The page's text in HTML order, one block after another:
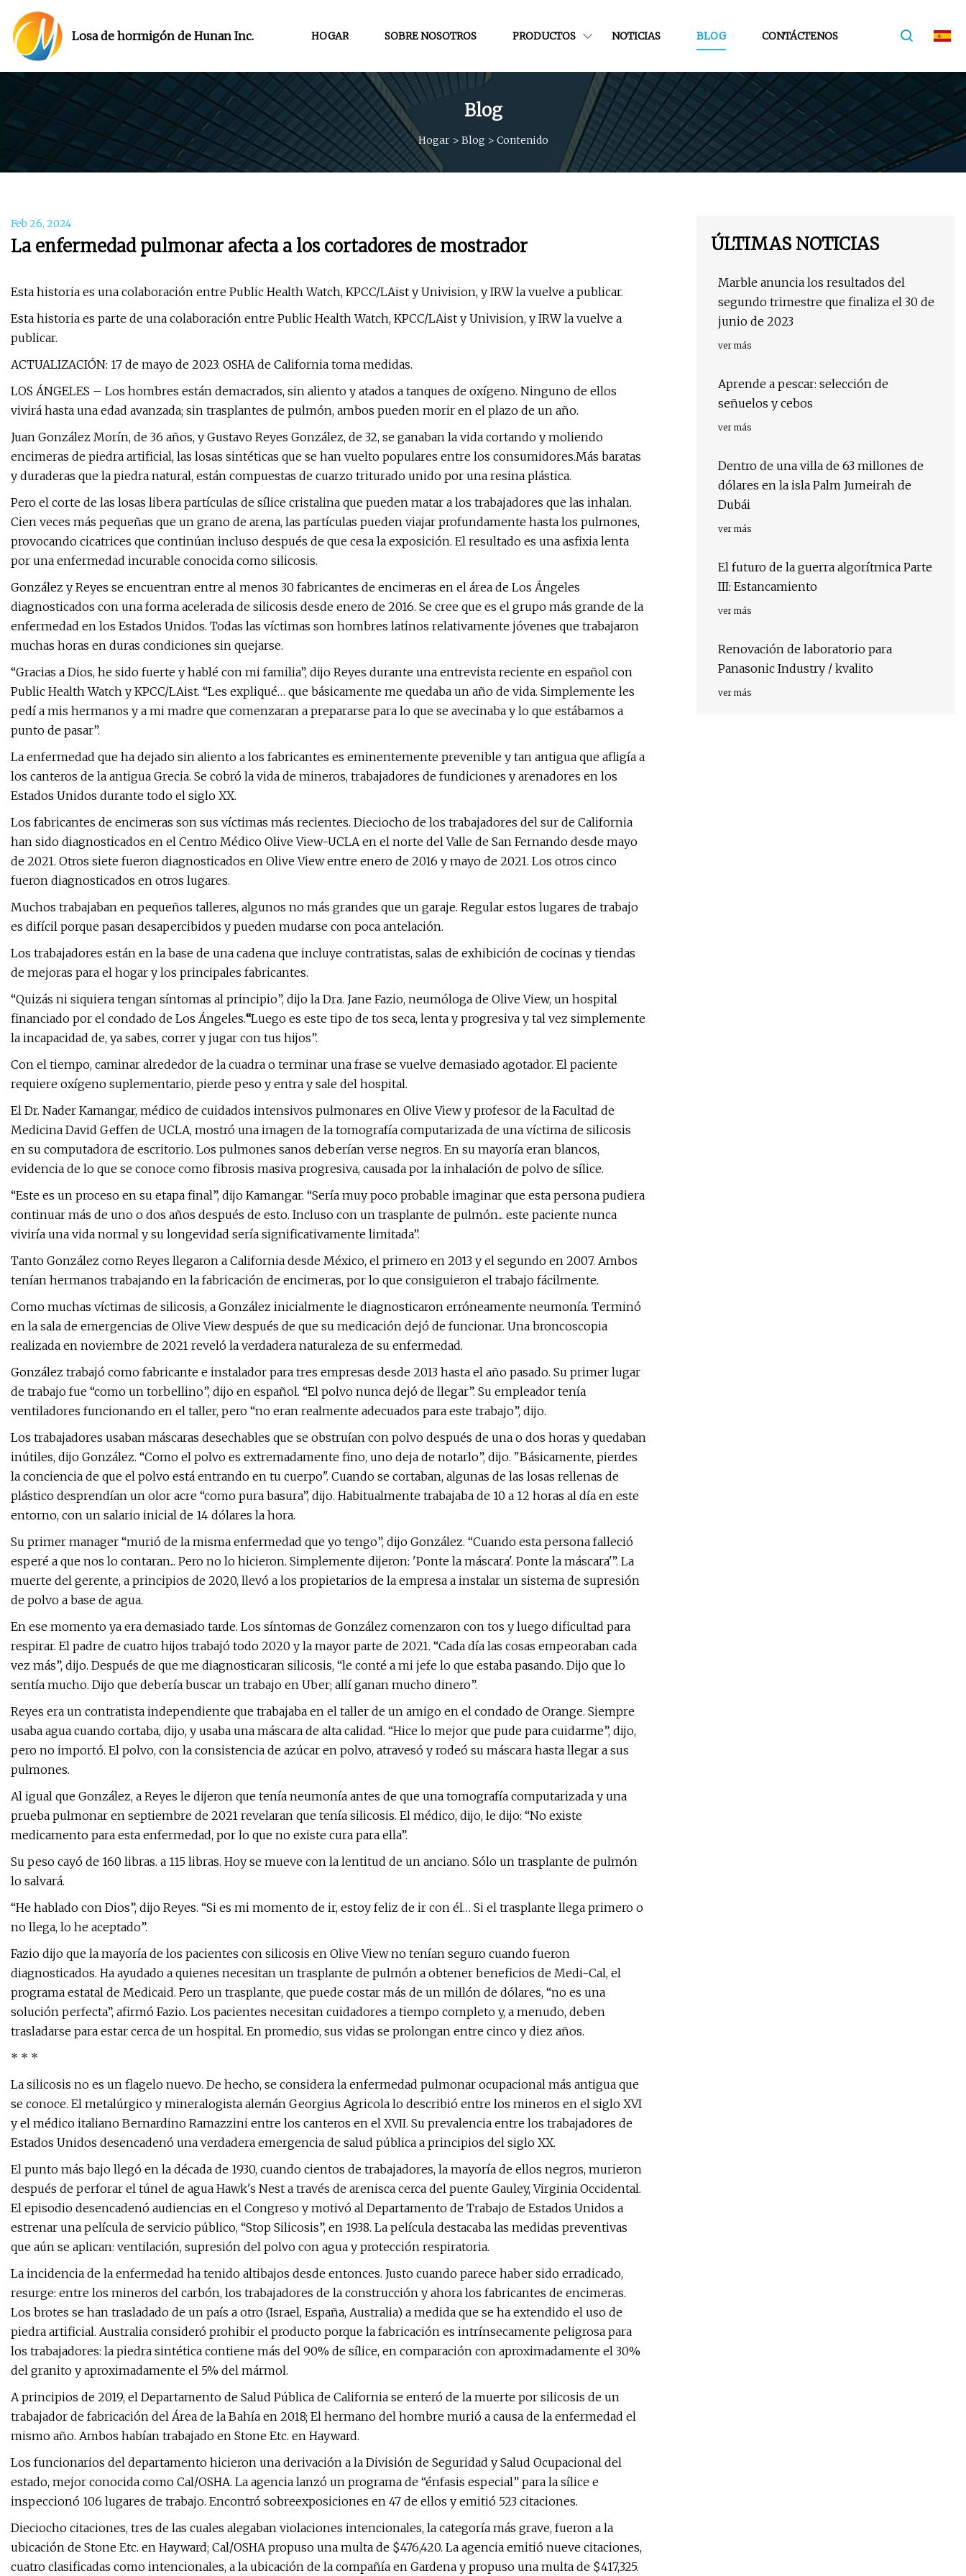
Losa de hormigón de Hunan Inc. HOGAR SOBRE NOSOTROS PRODUCTOS NOTICIAS BLOG CONTÁCTENOS
Blog
Hogar> Blog > Contenido
Feb 26, 2024
La enfermedad pulmonar afecta a los cortadores de mostrador
Esta historia es una colaboración entre Public Health Watch, KPCC/LAist y Univision, y IRW la vuelve a publicar.
Esta historia es parte de una colaboración entre Public Health Watch, KPCC/LAist y Univision, y IRW la vuelve a
publicar.
ACTUALIZACIÓN: 17 de mayo de 2023: OSHA de California toma medidas.
LOS ÁNGELES – Los hombres están demacrados, sin aliento y atados a tanques de oxígeno. Ninguno de ellos
vivirá hasta una edad avanzada; sin trasplantes de pulmón, ambos pueden morir en el plazo de un año.
Juan González Morín, de 36 años, y Gustavo Reyes González, de 32, se ganaban la vida cortando y moliendo
encimeras de piedra artificial, las losas sintéticas que se han vuelto populares entre los consumidores.Más baratas
y duraderas que la piedra natural, están compuestas de cuarzo triturado unido por una resina plástica.
Pero el corte de las losas libera partículas de sílice cristalina que pueden matar a los trabajadores que las inhalan.
Cien veces más pequeñas que un grano de arena, las partículas pueden viajar profundamente hasta los pulmones,
provocando cicatrices que continúan incluso después de que cesa la exposición. El resultado es una asfixia lenta
por una enfermedad incurable conocida como silicosis.
González y Reyes se encuentran entre al menos 30 fabricantes de encimeras en el área de Los Ángeles
diagnosticados con una forma acelerada de silicosis desde enero de 2016. Se cree que es el grupo más grande de la
enfermedad en los Estados Unidos. Todas las víctimas son hombres latinos relativamente jóvenes que trabajaron
muchas horas en duras condiciones sin quejarse.
“Gracias a Dios, he sido fuerte y hablé con mi familia”, dijo Reyes durante una entrevista reciente en español con
Public Health Watch y KPCC/LAist. “Les expliqué… que básicamente me quedaba un año de vida. Simplemente les
pedí a mis hermanos y a mi madre que comenzaran a prepararse para lo que se avecinaba y lo que estábamos a
punto de pasar”.
La enfermedad que ha dejado sin aliento a los fabricantes es eminentemente prevenible y tan antigua que afligía a
los canteros de la antigua Grecia. Se cobró la vida de mineros, trabajadores de fundiciones y arenadores en los
Estados Unidos durante todo el siglo XX.
Los fabricantes de encimeras son sus víctimas más recientes. Dieciocho de los trabajadores del sur de California
han sido diagnosticados en el Centro Médico Olive View-UCLA en el norte del Valle de San Fernando desde mayo
de 2021. Otros siete fueron diagnosticados en Olive View entre enero de 2016 y mayo de 2021. Los otros cinco
fueron diagnosticados en otros lugares.
Muchos trabajaban en pequeños talleres, algunos no más grandes que un garaje. Regular estos lugares de trabajo
es difícil porque pasan desapercibidos y pueden mudarse con poca antelación.
Los trabajadores están en la base de una cadena que incluye contratistas, salas de exhibición de cocinas y tiendas
de mejoras para el hogar y los principales fabricantes.
“Quizás ni siquiera tengan síntomas al principio”, dijo la Dra. Jane Fazio, neumóloga de Olive View, un hospital
financiado por el condado de Los Ángeles.“Luego es este tipo de tos seca, lenta y progresiva y tal vez simplemente
la incapacidad de, ya sabes, correr y jugar con tus hijos”.
Con el tiempo, caminar alrededor de la cuadra o terminar una frase se vuelve demasiado agotador. El paciente
requiere oxígeno suplementario, pierde peso y entra y sale del hospital.
El Dr. Nader Kamangar, médico de cuidados intensivos pulmonares en Olive View y profesor de la Facultad de
Medicina David Geffen de UCLA, mostró una imagen de la tomografía computarizada de una víctima de silicosis
en su computadora de escritorio. Los pulmones sanos deberían verse negros. En su mayoría eran blancos,
evidencia de lo que se conoce como fibrosis masiva progresiva, causada por la inhalación de polvo de sílice.
“Este es un proceso en su etapa final”, dijo Kamangar. “Sería muy poco probable imaginar que esta persona pudiera
continuar más de uno o dos años después de esto. Incluso con un trasplante de pulmón... este paciente nunca
viviría una vida normal y su longevidad sería significativamente limitada”.
Tanto González como Reyes llegaron a California desde México, el primero en 2013 y el segundo en 2007. Ambos
tenían hermanos trabajando en la fabricación de encimeras, por lo que consiguieron el trabajo fácilmente.
Como muchas víctimas de silicosis, a González inicialmente le diagnosticaron erróneamente neumonía. Terminó
en la sala de emergencias de Olive View después de que su medicación dejó de funcionar. Una broncoscopia
realizada en noviembre de 2021 reveló la verdadera naturaleza de su enfermedad.
González trabajó como fabricante e instalador para tres empresas desde 2013 hasta el año pasado. Su primer lugar
de trabajo fue “como un torbellino”, dijo en español. “El polvo nunca dejó de llegar”. Su empleador tenía
ventiladores funcionando en el taller, pero “no eran realmente adecuados para este trabajo”, dijo.
Los trabajadores usaban máscaras desechables que se obstruían con polvo después de una o dos horas y quedaban
inútiles, dijo González. “Como el polvo es extremadamente fino, uno deja de notarlo”, dijo. "Básicamente, pierdes
la conciencia de que el polvo está entrando en tu cuerpo". Cuando se cortaban, algunas de las losas rellenas de
plástico desprendían un olor acre “como pura basura”, dijo. Habitualmente trabajaba de 10 a 12 horas al día en este
entorno, con un salario inicial de 14 dólares la hora.
Su primer manager “murió de la misma enfermedad que yo tengo”, dijo González. “Cuando esta persona falleció
esperé a que nos lo contaran... Pero no lo hicieron. Simplemente dijeron: 'Ponte la máscara'. Ponte la máscara'”. La
muerte del gerente, a principios de 2020, llevó a los propietarios de la empresa a instalar un sistema de supresión
de polvo a base de agua.
En ese momento ya era demasiado tarde. Los síntomas de González comenzaron con tos y luego dificultad para
respirar. El padre de cuatro hijos trabajó todo 2020 y la mayor parte de 2021. “Cada día las cosas empeoraban cada
vez más”, dijo. Después de que me diagnosticaran silicosis, “le conté a mi jefe lo que estaba pasando. Dijo que lo
sentía mucho. Dijo que debería buscar un trabajo en Uber; allí ganan mucho dinero”.
Reyes era un contratista independiente que trabajaba en el taller de un amigo en el condado de Orange. Siempre
usaba agua cuando cortaba, dijo, y usaba una máscara de alta calidad. “Hice lo mejor que pude para cuidarme”, dijo,
pero no importó. El polvo, con la consistencia de azúcar en polvo, atravesó y rodeó su máscara hasta llegar a sus
pulmones.
Al igual que González, a Reyes le dijeron que tenía neumonía antes de que una tomografía computarizada y una
prueba pulmonar en septiembre de 2021 revelaran que tenía silicosis. El médico, dijo, le dijo: “No existe
medicamento para esta enfermedad, por lo que no existe cura para ella”.
Su peso cayó de 160 libras. a 115 libras. Hoy se mueve con la lentitud de un anciano. Sólo un trasplante de pulmón
lo salvará.
“He hablado con Dios”, dijo Reyes. “Si es mi momento de ir, estoy feliz de ir con él… Si el trasplante llega primero o
no llega, lo he aceptado”.
Fazio dijo que la mayoría de los pacientes con silicosis en Olive View no tenían seguro cuando fueron
diagnosticados. Ha ayudado a quienes necesitan un trasplante de pulmón a obtener beneficios de Medi-Cal, el
programa estatal de Medicaid. Pero un trasplante, que puede costar más de un millón de dólares, “no es una
solución perfecta”, afirmó Fazio. Los pacientes necesitan cuidadores a tiempo completo y, a menudo, deben
trasladarse para estar cerca de un hospital. En promedio, sus vidas se prolongan entre cinco y diez años.
* * *
La silicosis no es un flagelo nuevo. De hecho, se considera la enfermedad pulmonar ocupacional más antigua que
se conoce. El metalúrgico y mineralogista alemán Georgius Agricola lo describió entre los mineros en el siglo XVI
y el médico italiano Bernardino Ramazzini entre los canteros en el XVII. Su prevalencia entre los trabajadores de
Estados Unidos desencadenó una verdadera emergencia de salud pública a principios del siglo XX.
El punto más bajo llegó en la década de 1930, cuando cientos de trabajadores, la mayoría de ellos negros, murieron
después de perforar el túnel de agua Hawk's Nest a través de arenisca cerca del puente Gauley, Virginia Occidental.
El episodio desencadenó audiencias en el Congreso y motivó al Departamento de Trabajo de Estados Unidos a
estrenar una película de servicio público, “Stop Silicosis”, en 1938. La película destacaba las medidas preventivas
que aún se aplican: ventilación, supresión del polvo con agua y protección respiratoria.
La incidencia de la enfermedad ha tenido altibajos desde entonces. Justo cuando parece haber sido erradicado,
resurge: entre los mineros del carbón, los trabajadores de la construcción y ahora los fabricantes de encimeras.
Los brotes se han trasladado de un país a otro (Israel, España, Australia) a medida que se ha extendido el uso de
piedra artificial. Australia consideró prohibir el producto porque la fabricación es intrínsecamente peligrosa para
los trabajadores: la piedra sintética contiene más del 90% de sílice, en comparación con aproximadamente el 30%
del granito y aproximadamente el 5% del mármol.
A principios de 2019, el Departamento de Salud Pública de California se enteró de la muerte por silicosis de un
trabajador de fabricación del Área de la Bahía en 2018; El hermano del hombre murió a causa de la enfermedad el
mismo año. Ambos habían trabajado en Stone Etc. en Hayward.
Los funcionarios del departamento hicieron una derivación a la División de Seguridad y Salud Ocupacional del
estado, mejor conocida como Cal/OSHA. La agencia lanzó un programa de “énfasis especial” para la sílice e
inspeccionó 106 lugares de trabajo. Encontró sobreexposiciones en 47 de ellos y emitió 523 citaciones.
Dieciocho citaciones, tres de las cuales alegaban violaciones intencionales, la categoría más grave, fueron a la
ubicación de Stone Etc. en Hayward; Cal/OSHA propuso una multa de $476,420. La agencia emitió nueve citaciones,
cuatro clasificadas como intencionales, a la ubicación de la compañía en Gardena y propuso una multa de $417,325.
ÚLTIMAS NOTICIAS
Marble anuncia los resultados del
segundo trimestre que finaliza el 30 de
junio de 2023
ver más
Aprende a pescar: selección de
señuelos y cebos
ver más
Dentro de una villa de 63 millones de
dólares en la isla Palm Jumeirah de
Dubái
ver más
El futuro de la guerra algorítmica Parte
III: Estancamiento
ver más
Renovación de laboratorio para
Panasonic Industry / kvalito
ver más